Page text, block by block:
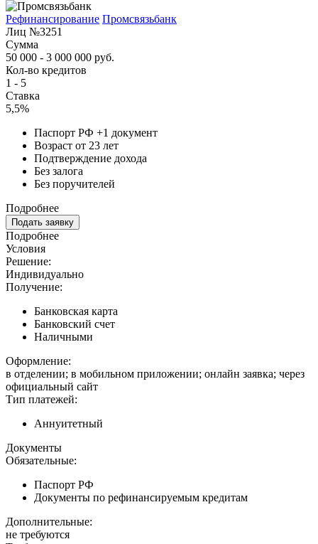
Рефинансирование Промсвязьбанк
Лиц №3251
Сумма
50 000 - 3 000 000 руб.
Кол-во кредитов
1 - 5
Ставка
5,5%
Паспорт РФ +1 документ
Возраст от 23 лет
Подтверждение дохода
Без залога
Без поручителей
Подробнее
Подать заявку
Подробнее
Условия
Решение:
Индивидуально
Получение:
Банковская карта
Банковский счет
Наличными
Оформление:
в отделении; в мобильном приложении; онлайн заявка; через
официальный сайт
Тип платежей:
Аннуитетный
Документы
Обязательные:
Паспорт РФ
Документы по рефинансируемым кредитам
Дополнительные:
не требуются